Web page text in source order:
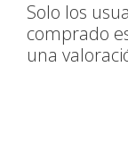
Solo los
comprado
una